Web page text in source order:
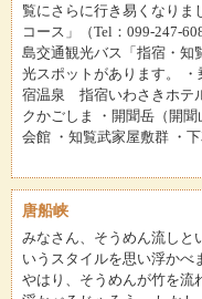
覧にさらに行き易くなりま
コース」（Tel：099-247-
島交通観光バス「指宿・知
光スポットがあります。
宿温泉 指宿いわさきホテ
クかごしま ・開聞岳（開
会館 ・知覧武家屋敷群 ・
唐船峡
みなさん、そうめん流しと
いうスタイルを思い浮かべ
やはり、そうめんが竹を流